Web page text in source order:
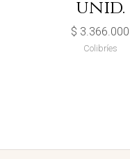
unid.
$ 3.366.000
Colibríes